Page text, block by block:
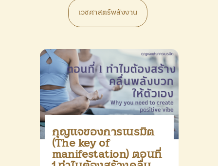
เวชศาสตร์พลังงาน
กุญแจของการเนรมิต
(The key of
manifestation) ตอนที่